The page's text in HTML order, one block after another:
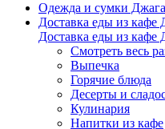
Одежда и сумки
Доставка еды из кафе
Доставка еды из кафе
Смотреть весь
Выпечка
Горячие блюда
Десерты и
Кулинария
Напитки из кафе